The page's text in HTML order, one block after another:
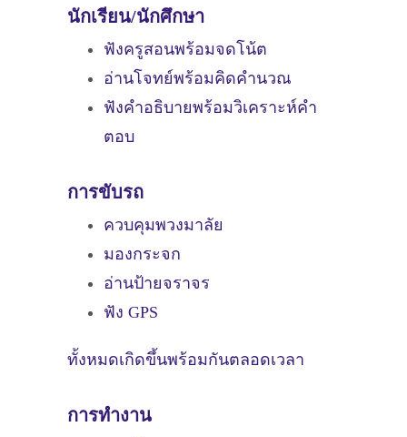
นักเรียน/นักศึกษา
ฟังครูสอนพร้อมจดโน้ต
อ่านโจทย์พร้อมคิดคำนวณ
ฟังคำอธิบายพร้อมวิเคราะห์คำ
ตอบ
การขับรถ
ควบคุมพวงมาลัย
มองกระจก
อ่านป้ายจราจร
ฟัง GPS
ทั้งหมดเกิดขึ้นพร้อมกันตลอดเวลา
การทำงาน